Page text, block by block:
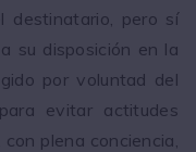
destinatario, pero sí
su disposición en la
por voluntad del
evitar actitudes
plena conciencia,